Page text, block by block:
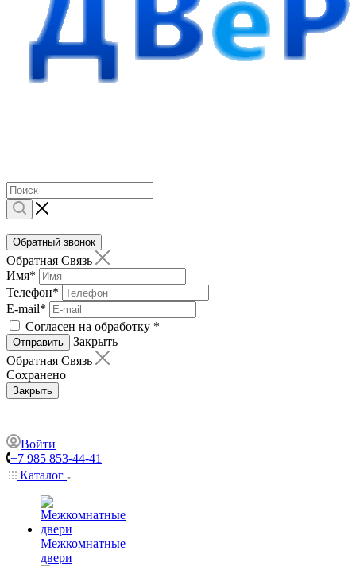
Обратный звонок
Обратная Связь
Имя*
Телефон*
E-mail*
Согласен на обработку *
Отправить
Закрыть
Обратная Связь
Сохранено
Закрыть
Войти
+7 985 853-44-41
Каталог
Межкомнатные
двери